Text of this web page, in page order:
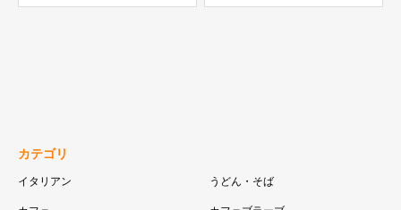
カテゴリ
イタリアン うどん・そば